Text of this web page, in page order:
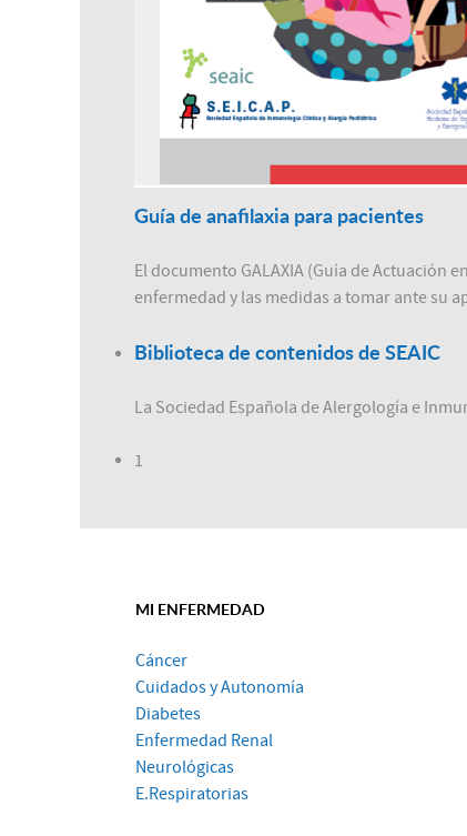
Guía de anafilaxia para pacientes
El documento GALAXIA (Guía de Actuación
enfermedad y las medidas a tomar ante su
Biblioteca de contenidos de SEAIC
La Sociedad Española de Alergología e
1
MI ENFERMEDAD
Cáncer
Cuidados y Autonomía
Diabetes
Enfermedad Renal
Neurológicas
E.Respiratorias